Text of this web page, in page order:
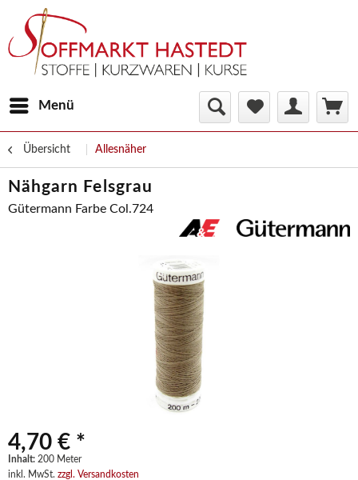
Menü
Übersicht Allesnäher
Nähgarn Felsgrau
Gütermann Farbe Col.724
4,70 € *
Inhalt: 200 Meter
inkl. MwSt. zzgl. Versandkosten